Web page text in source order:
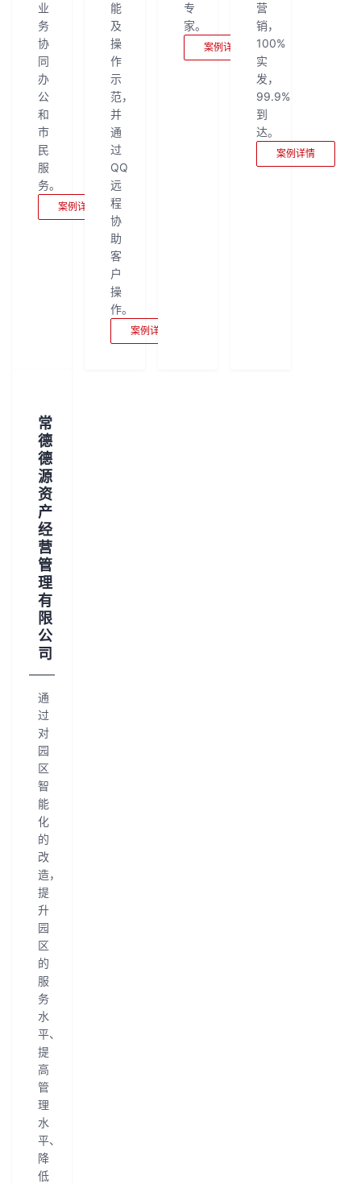
业
务
协
同
办
公
和
市
民
服
务。
案例详情
能
及
操
作
示
范，
并
通
过
QQ
远
程
协
助
客
户
操
作。
案例详情
专
家。
案例详情
营
销，
100%
实
发，
99.9%
到
达。
案例详情
常
德
德
源
资
产
经
营
管
理
有
限
公
司
通
过
对
园
区
智
能
化
的
改
造，
提
升
园
区
的
服
务
水
平、
提
高
管
理
水
平、
降
低